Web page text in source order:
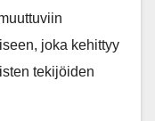
joka kehittyy
tekijöiden